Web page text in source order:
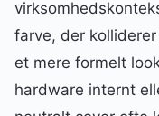
farve, der
et mere formelt
hardware internt